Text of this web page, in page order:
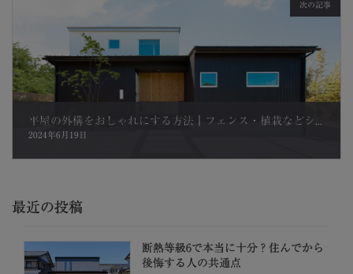
次の記事
2024年6月19日
最近の投稿
断熱等級6で本当に十分？住んでから
後悔する人の共通点